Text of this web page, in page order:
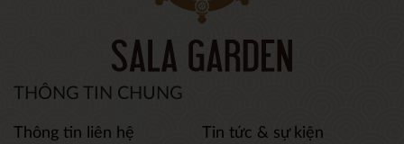
THÔNG TIN CHUNG
Thông tin liên hệ Tin tức & sự kiện